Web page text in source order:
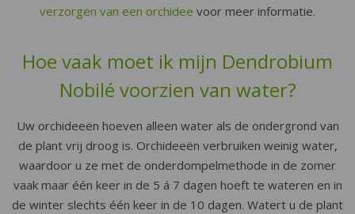
verzorgen van een orchidee voor meer informatie.
Hoe vaak moet ik mijn Dendrobium
Nobilé voorzien van water?
Uw orchideeën hoeven alleen water als de ondergrond van
de plant vrij droog is. Orchideeën verbruiken weinig water,
waardoor u ze met de onderdompelmethode in de zomer
vaak maar één keer in de 5 á 7 dagen hoeft te wateren en in
de winter slechts één keer in de 10 dagen. Watert u de plant